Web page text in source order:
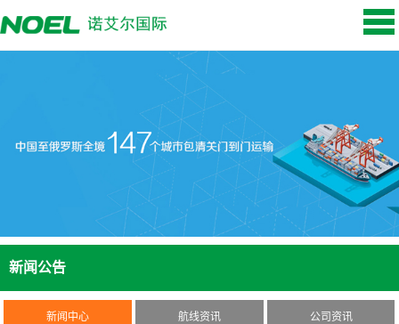
新闻公告
新闻中心 航线资讯 公司资讯